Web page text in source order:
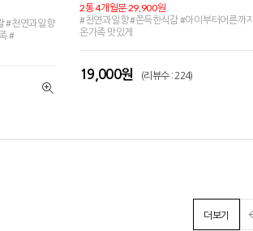
#천연과일향
#
2통 4개월분 29,900원
#천연과일향 #쫀득한식감 #아이부터어른까지
온가족 맛있게
19,000원 (리뷰수 : 224)
더보기